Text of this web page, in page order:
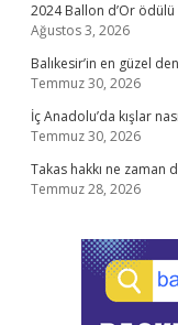
2024 Ballon d’Or
Ağustos 3, 2026
Balıkesir’in en güzel
Temmuz 30, 2026
İç Anadolu’da kışlar
Temmuz 30, 2026
Takas hakkı ne zaman
Temmuz 28, 2026